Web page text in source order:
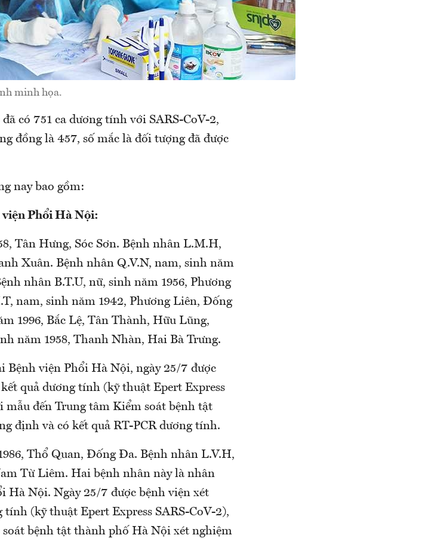
minh họa.
có 751 ca dương tính với SARS-CoV-2,
đồng là 457, số mắc là đối tượng đã được
nay bao gồm:
Phổi Hà Nội:
Tân Hưng, Sóc Sơn. Bệnh nhân L.M.H,
Xuân. Bệnh nhân Q.V.N, nam, sinh năm
nhân B.T.U, nữ, sinh năm 1956, Phương
nam, sinh năm 1942, Phương Liên, Đống
1996, Bắc Lệ, Tân Thành, Hữu Lũng,
năm 1958, Thanh Nhàn, Hai Bà Trưng.
viện Phổi Hà Nội, ngày 25/7 được
quả dương tính (kỹ thuật Epert Express
mẫu đến Trung tâm Kiểm soát bệnh tật
định và có kết quả RT-PCR dương tính.
Thổ Quan, Đống Đa. Bệnh nhân L.V.H,
Từ Liêm. Hai bệnh nhân này là nhân
Hà Nội. Ngày 25/7 được bệnh viện xét
(kỹ thuật Epert Express SARS-CoV-2),
bệnh tật thành phố Hà Nội xét nghiệm